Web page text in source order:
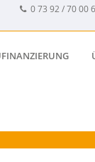
0 73 92 / 70 00